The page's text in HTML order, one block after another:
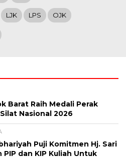
LJK LPS OJK
Barat Raih Medali Perak
Nasional 2026
Puji Komitmen Hj. Sari
dan KIP Kuliah Untuk